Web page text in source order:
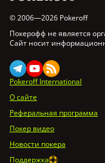
© 2006—2026 Pokeroff
Покерофф не является
Сайт носит
Pokeroff International
О сайте
Реферальная программа
Покер видео
Новости покера
Поддержка